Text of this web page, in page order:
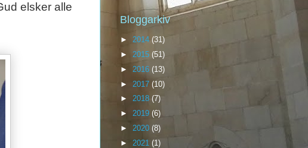
elsker alle
Bloggarkiv
► 2014 (31)
► 2015 (51)
► 2016 (13)
► 2017 (10)
► 2018 (7)
► 2019 (6)
► 2020 (8)
► 2021 (1)